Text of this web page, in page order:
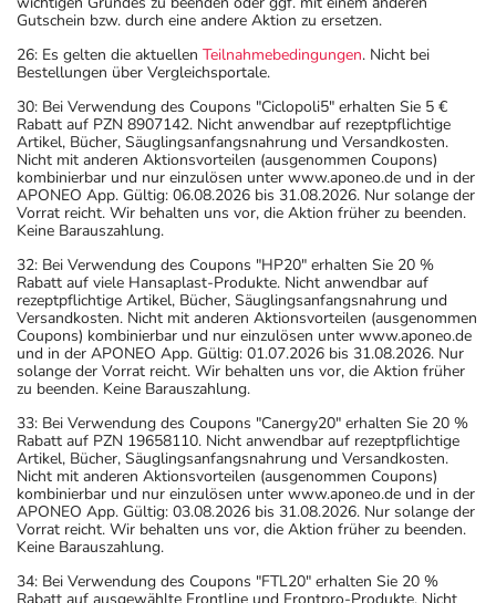
Gutschein bzw. durch eine andere Aktion zu ersetzen.
26: Es gelten die aktuellen Teilnahmebedingungen. Nicht bei
Bestellungen über Vergleichsportale.
30: Bei Verwendung des Coupons "Ciclopoli5" erhalten Sie 5 €
Rabatt auf PZN 8907142. Nicht anwendbar auf rezeptpflichtige
Artikel, Bücher, Säuglingsanfangsnahrung und Versandkosten.
Nicht mit anderen Aktionsvorteilen (ausgenommen Coupons)
kombinierbar und nur einzulösen unter www.aponeo.de und in der
APONEO App. Gültig: 06.08.2026 bis 31.08.2026. Nur solange der
Vorrat reicht. Wir behalten uns vor, die Aktion früher zu beenden.
Keine Barauszahlung.
32: Bei Verwendung des Coupons "HP20" erhalten Sie 20 %
Rabatt auf viele Hansaplast-Produkte. Nicht anwendbar auf
rezeptpflichtige Artikel, Bücher, Säuglingsanfangsnahrung und
Versandkosten. Nicht mit anderen Aktionsvorteilen (ausgenommen
Coupons) kombinierbar und nur einzulösen unter www.aponeo.de
und in der APONEO App. Gültig: 01.07.2026 bis 31.08.2026. Nur
solange der Vorrat reicht. Wir behalten uns vor, die Aktion früher
zu beenden. Keine Barauszahlung.
33: Bei Verwendung des Coupons "Canergy20" erhalten Sie 20 %
Rabatt auf PZN 19658110. Nicht anwendbar auf rezeptpflichtige
Artikel, Bücher, Säuglingsanfangsnahrung und Versandkosten.
Nicht mit anderen Aktionsvorteilen (ausgenommen Coupons)
kombinierbar und nur einzulösen unter www.aponeo.de und in der
APONEO App. Gültig: 03.08.2026 bis 31.08.2026. Nur solange der
Vorrat reicht. Wir behalten uns vor, die Aktion früher zu beenden.
Keine Barauszahlung.
34: Bei Verwendung des Coupons "FTL20" erhalten Sie 20 %